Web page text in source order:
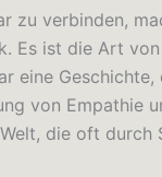
zu verbinden,
Es ist die Art
eine
von Empathie
die oft durch